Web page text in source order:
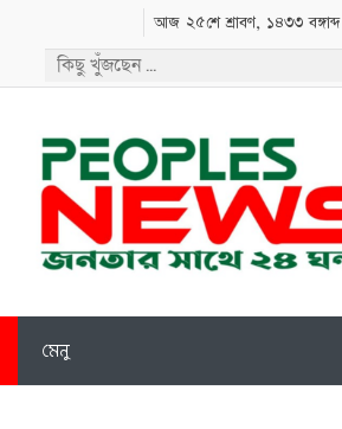
আজ ২৫শে শ্রাবণ, ১৪৩৩ বঙ্গাব্দ
মেনু